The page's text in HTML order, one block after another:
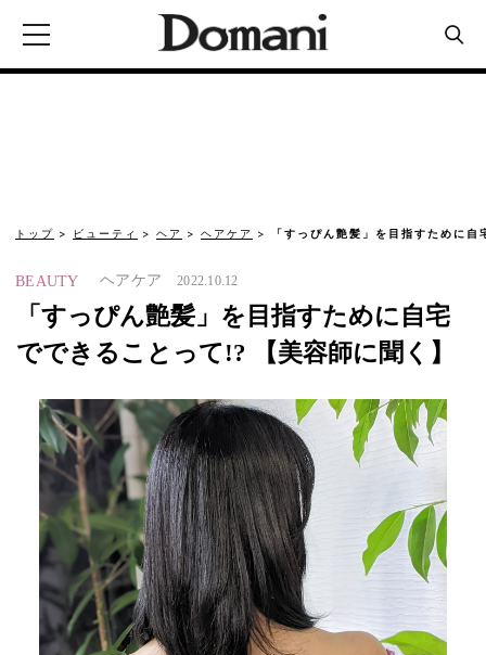
トップ ビューティ ヘア ヘアケア 「すっぴん艶髪」を目指すために
BEAUTY ヘアケア 2022.10.12
「すっぴん艶髪」を目指すために自宅
でできることって!? 【美容師に聞く】